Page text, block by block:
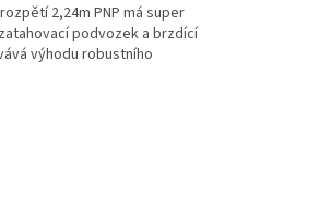
2,24m PNP má super
podvozek a brzdící
výhodu robustního